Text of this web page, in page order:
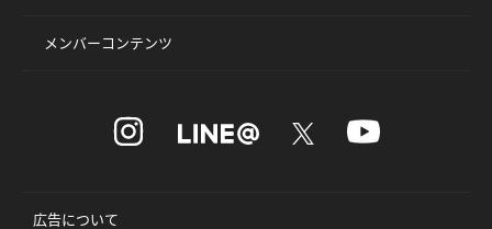
メンバーコンテンツ
広告について